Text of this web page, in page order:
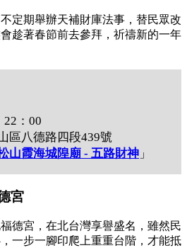
定期舉辦天補財庫法事，替民眾改
趁著春節前去參拜，祈禱新的一年
22：00
區八德路四段439號
山霞海城隍廟 - 五路財神 」
宮
德宮，在北台灣享譽盛名，雖然民
一步一腳印爬上重重台階，才能抵